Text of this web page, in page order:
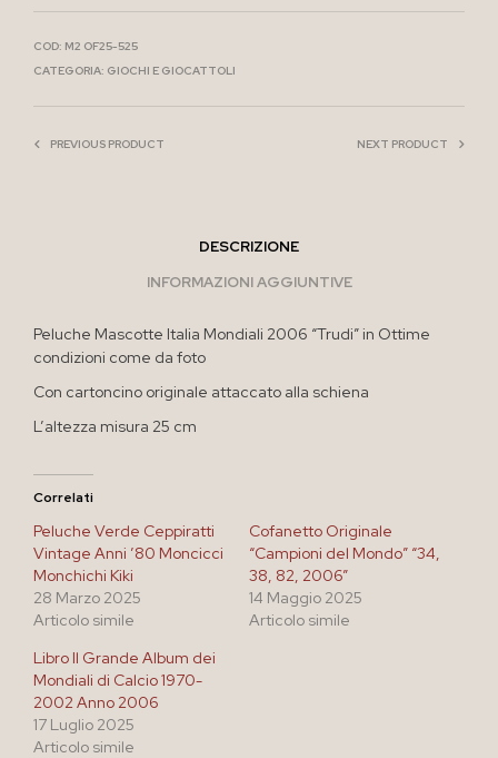
COD: M2 OF25-525
CATEGORIA: GIOCHI E GIOCATTOLI
PREVIOUS PRODUCT NEXT PRODUCT
DESCRIZIONE
INFORMAZIONI AGGIUNTIVE
Peluche Mascotte Italia Mondiali 2006 “Trudi” in Ottime
condizioni come da foto
Con cartoncino originale attaccato alla schiena
L’altezza misura 25 cm
Correlati
Peluche Verde Ceppiratti
Vintage Anni ’80 Moncicci
Monchichi Kiki
28 Marzo 2025
Articolo simile
Cofanetto Originale
“Campioni del Mondo” “34,
38, 82, 2006”
14 Maggio 2025
Articolo simile
Libro Il Grande Album dei
Mondiali di Calcio 1970-
2002 Anno 2006
17 Luglio 2025
Articolo simile